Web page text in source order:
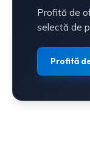
Profită de
selectă de
Profită